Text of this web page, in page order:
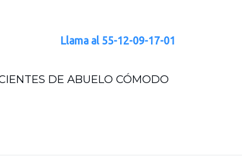
Llama al 55-12-09-17-01
DE ABUELO CÓMODO